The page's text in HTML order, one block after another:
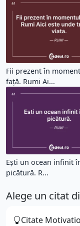
Fii prezent în
față. Rumi Ai...
Ești un ocean infinit
picătură. R...
Alege un citat
Citate